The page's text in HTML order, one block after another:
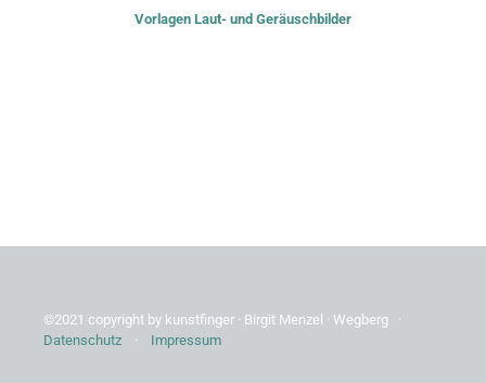
Vorlagen Laut- und Geräuschbilder
©2021 copyright by kunstfinger · Birgit Menzel · Wegberg ·
Datenschutz · Impressum